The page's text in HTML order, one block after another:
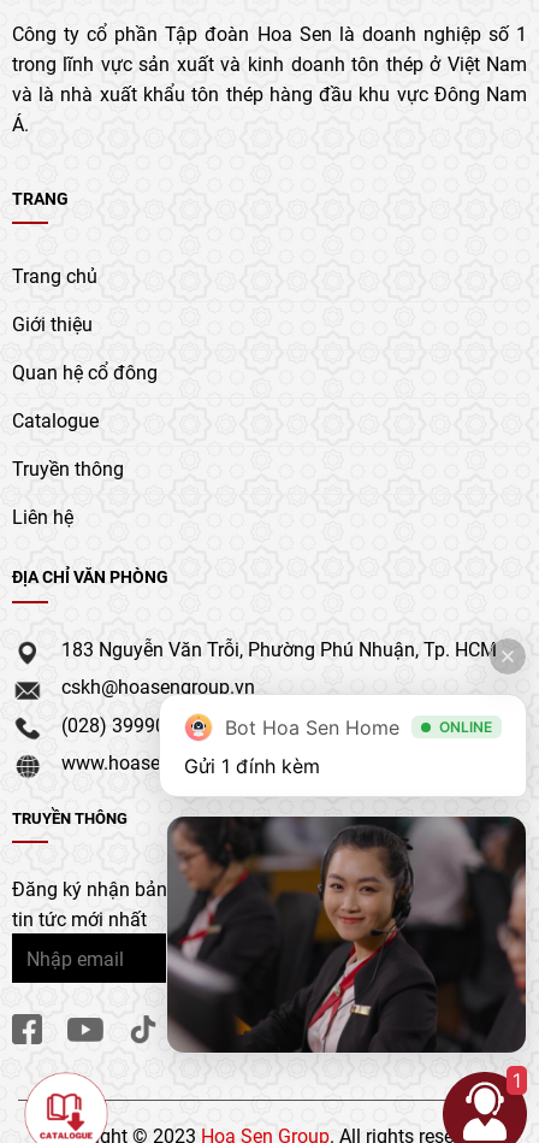
Công ty cổ phần Tập đoàn Hoa Sen là doanh nghiệp số 1
trong lĩnh vực sản xuất và kinh doanh tôn thép ở Việt Nam
và là nhà xuất khẩu tôn thép hàng đầu khu vực Đông Nam
Á.
TRANG
Trang chủ
Giới thiệu
Quan hệ cổ đông
Catalogue
Truyền thông
Liên hệ
ĐỊA CHỈ VĂN PHÒNG
183 Nguyễn Văn Trỗi, Phường Phú Nhuận, Tp. HCM
cskh@hoasengroup.vn
(028) 39990 111
www.hoasengroup.vn
TRUYỀN THÔNG
Đăng ký nhận bản tin của chúng tôi để nhận bản cập nhật &
tin tức mới nhất
Copyright © 2023 Hoa Sen Group. All rights reserved.
Bot Hoa Sen Home ONLINE
Gửi 1 đính kèm
1